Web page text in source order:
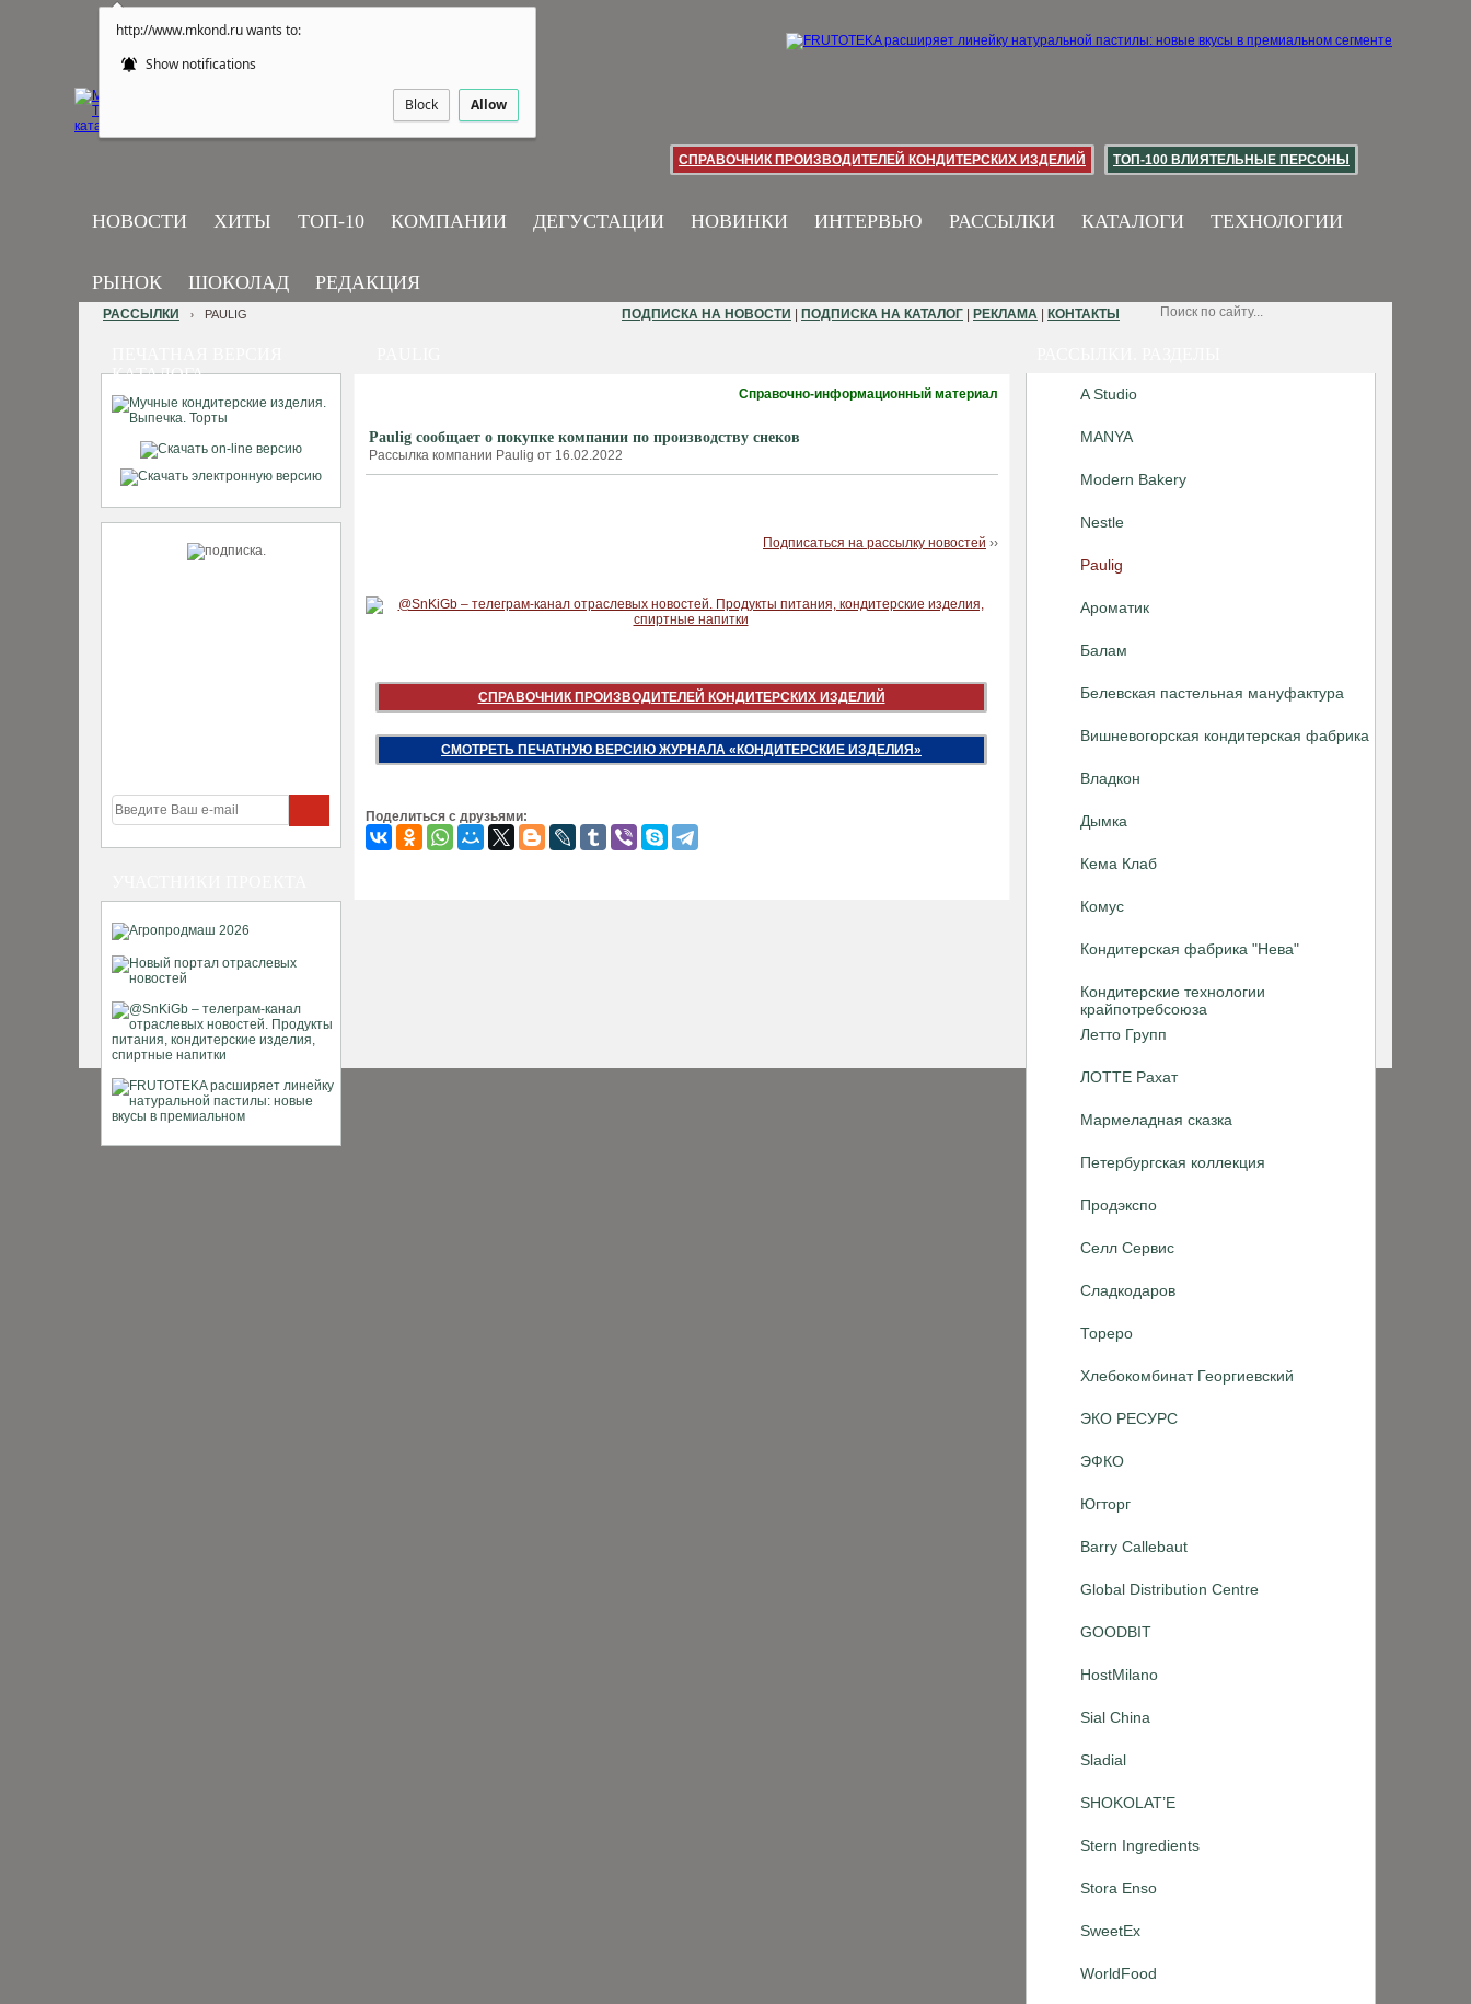
http://www.mkond.ru wants to:
Show notifications
Block Allow
СПРАВОЧНИК ПРОИЗВОДИТЕЛЕЙ КОНДИТЕРСКИХ ИЗДЕЛИЙ ТОП-100 ВЛИЯТЕЛЬНЫЕ ПЕРСОНЫ
НОВОСТИ ХИТЫ ТОП-10 КОМПАНИИ ДЕГУСТАЦИИ НОВИНКИ ИНТЕРВЬЮ РАССЫЛКИ КАТАЛОГИ ТЕХНОЛОГИИ
РЫНОК ШОКОЛАД РЕДАКЦИЯ
КАТАЛОГА
A Studio
MANYA
Modern Bakery
Nestle
Paulig
Ароматик
Балам
Белевская пастельная мануфактура
Вишневогорская кондитерская фабрика
Владкон
Дымка
Кема Клаб
Комус
Кондитерская фабрика "Нева"
Кондитерские технологии
крайпотребсоюза
Летто Групп
ЛОТТЕ Рахат
Мармеладная сказка
Петербургская коллекция
Продэкспо
Селл Сервис
Сладкодаров
Тореро
Хлебокомбинат Георгиевский
ЭКО РЕСУРС
ЭФКО
Югторг
Barry Callebaut
Global Distribution Centre
GOODBIT
HostMilano
Sial China
Sladial
SHOKOLAT’E
Stern Ingredients
Stora Enso
SweetEx
WorldFood
РАССЫЛКИ › PAULIG ПОДПИСКА НА НОВОСТИ ПОДПИСКА НА КАТАЛОГ РЕКЛАМА КОНТАКТЫ
Справочно-информационный материал
Paulig сообщает о покупке компании по производству снеков
Рассылка компании Paulig от 16.02.2022
Подписаться на рассылку новостей ››
СПРАВОЧНИК ПРОИЗВОДИТЕЛЕЙ КОНДИТЕРСКИХ ИЗДЕЛИЙ
СМОТРЕТЬ ПЕЧАТНУЮ ВЕРСИЮ ЖУРНАЛА «КОНДИТЕРСКИЕ ИЗДЕЛИЯ»
Поделиться с друзьями: